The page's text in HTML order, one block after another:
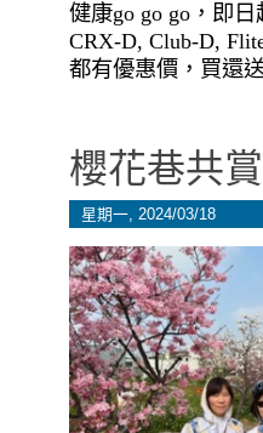
健康go go go，即日
CRX-D, Club-D,
都有優惠價，買還
櫻花巷共
星期一, 2024/03/18